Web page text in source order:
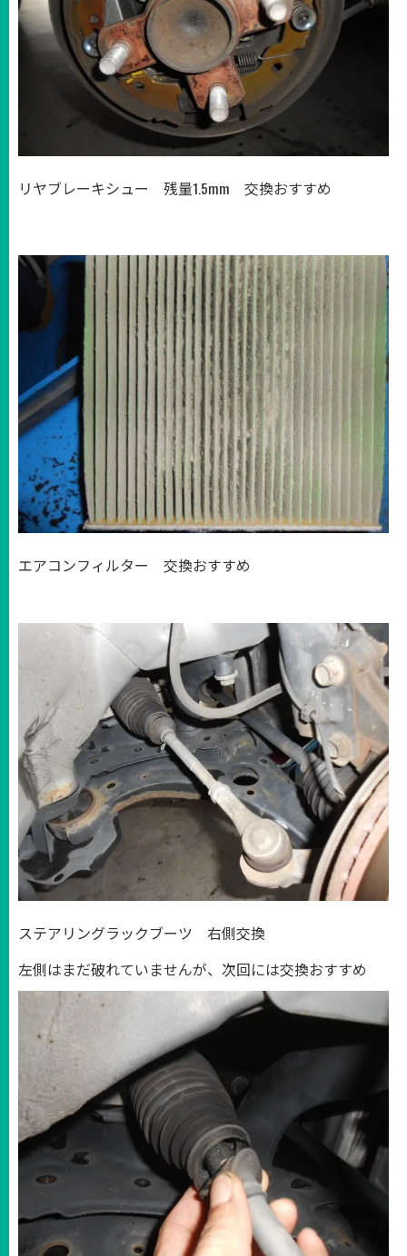
リヤブレーキシュー 残量1.5mm 交換おすすめ
エアコンフィルター 交換おすすめ
ステアリングラックブーツ 右側交換
左側はまだ破れていませんが、次回には交換おすすめ